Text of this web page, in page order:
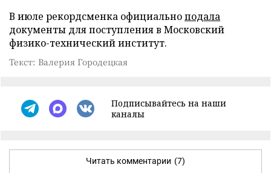
В июле рекордсменка официальноподала
документы для поступления в Московский
физико-технический институт.
Текст: Валерия Городецкая
Подписывайтесь на наши
каналы
Читать комментарии (7)